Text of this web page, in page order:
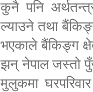
कुनै पनि
ल्याउने तथा
भएकाले बैंकिङ्ग
झन् नेपाल जस्तो
मुलुकमा